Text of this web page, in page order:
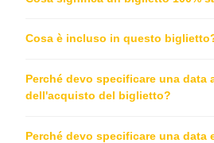
Cosa è incluso in questo
Perché devo specificare una data
dell'acquisto del biglietto?
Perché devo specificare una data